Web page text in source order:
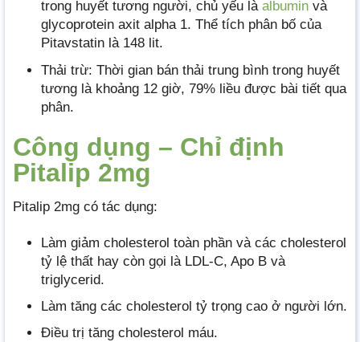
trong huyết tương người, chủ yếu là albumin và
glycoprotein axit alpha 1. Thể tích phân bố của
Pitavstatin là 148 lit.
Thải trừ: Thời gian bán thải trung bình trong huyết
tương là khoảng 12 giờ, 79% liều được bài tiết qua
phân.
Công dụng – Chỉ định
Pitalip 2mg
Pitalip 2mg có tác dụng:
Làm giảm cholesterol toàn phần và các cholesterol
tỷ lệ thất hay còn gọi là LDL-C, Apo B và
triglycerid.
Làm tăng các cholesterol tỷ trọng cao ở người lớn.
Điều trị tăng cholesterol máu.